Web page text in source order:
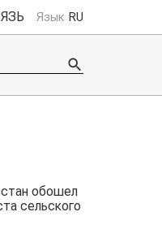
Язык RU
млн на